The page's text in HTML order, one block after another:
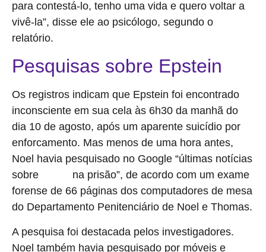
para contestá-lo, tenho uma vida e quero voltar a
vivê-la”, disse ele ao psicólogo, segundo o
relatório.
Pesquisas sobre Epstein
Os registros indicam que Epstein foi encontrado
inconsciente em sua cela às 6h30 da manhã do
dia 10 de agosto, após um aparente suicídio por
enforcamento. Mas menos de uma hora antes,
Noel havia pesquisado no Google “últimas notícias
sobre
na prisão”, de acordo com um exame
forense de 66 páginas dos computadores de mesa
do Departamento Penitenciário de Noel e Thomas.
A pesquisa foi destacada pelos investigadores.
Noel também havia pesquisado por móveis e